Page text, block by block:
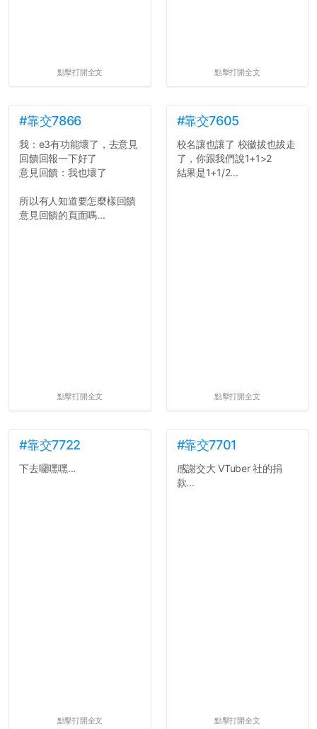
點擊打開全文 點擊打開全文
#靠交7866
我：e3有功能壞了，去意見
回饋回報一下好了
意見回饋：我也壞了
所以有人知道要怎麼樣回饋
意見回饋的頁面嗎...
點擊打開全文
#靠交7605
校名讓也讓了 校徽拔也拔走
了，你跟我們說1+1>2
結果是1+1/2...
點擊打開全文
#靠交7722
下去囉嘿嘿...
點擊打開全文
#靠交7701
感謝交大 VTuber 社的捐
款...
點擊打開全文